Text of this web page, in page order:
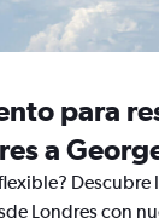
para
a
Descubre
Londres con